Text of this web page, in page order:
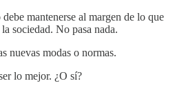
mantenerse al margen de lo que
sociedad. No pasa nada.
nuevas modas o normas.
lo mejor. ¿O sí?